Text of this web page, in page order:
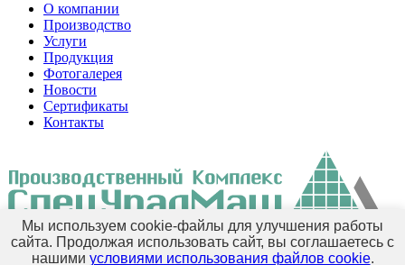
Мы используем cookie-файлы для улучшения работы
сайта. Продолжая использовать сайт, вы соглашаетесь с
нашими условиями использования файлов cookie.
О компании
Производство
Услуги
Продукция
Фотогалерея
Новости
Сертификаты
Контакты
+7 (351) 777-11-04Позвоните нам